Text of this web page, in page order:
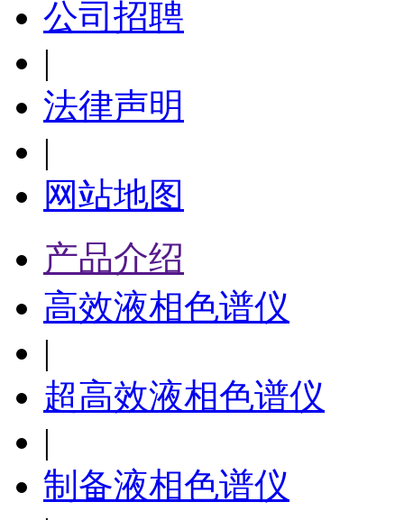
公司招聘
|
法律声明
|
网站地图
产品介绍
高效液相色谱仪
|
超高效液相色谱仪
|
制备液相色谱仪